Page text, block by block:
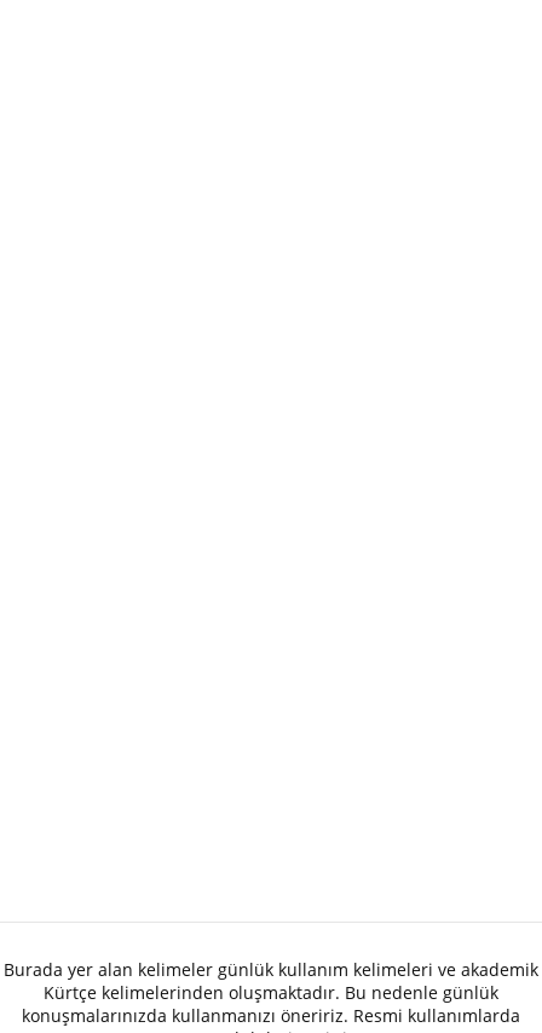
Burada yer alan kelimeler günlük kullanım kelimeleri ve akademik
Kürtçe kelimelerinden oluşmaktadır. Bu nedenle günlük
konuşmalarınızda kullanmanızı öneririz. Resmi kullanımlarda